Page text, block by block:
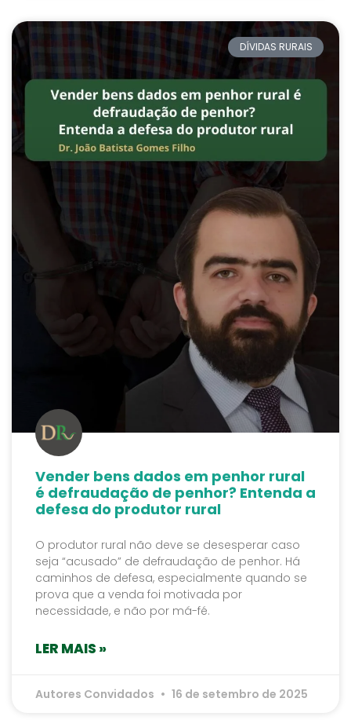
DÍVIDAS RURAIS
Vender bens dados em penhor rural
é defraudação de penhor? Entenda a
defesa do produtor rural
O produtor rural não deve se desesperar caso
seja “acusado” de defraudação de penhor. Há
caminhos de defesa, especialmente quando se
prova que a venda foi motivada por
necessidade, e não por má-fé.
LER MAIS »
Autores Convidados 16 de setembro de 2025